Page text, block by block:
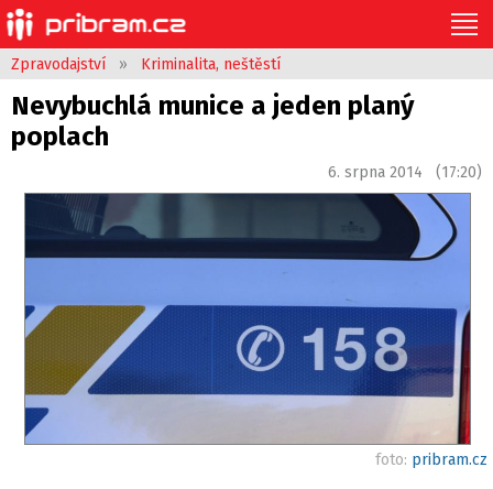
Zpravodajství » Kriminalita, neštěstí
Nevybuchlá munice a jeden planý
poplach
6. srpna 2014 (17:20)
foto: pribram.cz